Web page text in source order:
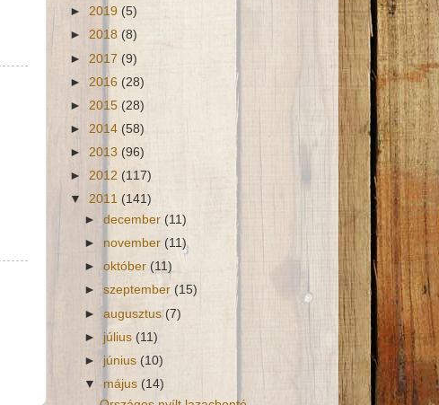
► 2019 (5)
► 2018 (8)
► 2017 (9)
► 2016 (28)
► 2015 (28)
► 2014 (58)
► 2013 (96)
► 2012 (117)
▼ 2011 (141)
►december(11)
► november (11)
►október(11)
►szeptember (15)
►augusztus(7)
► július(11)
► június(10)
▼ május (14)